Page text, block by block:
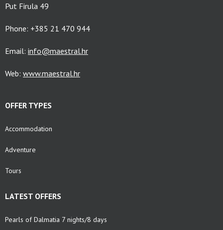
Put Firula 49
Phone: +385 21 470 944
Email: info@maestral.hr
Web: www.maestral.hr
OFFER TYPES
Accommodation
Adventure
Tours
LATEST OFFERS
Pearls of Dalmatia 7 nights/8 days